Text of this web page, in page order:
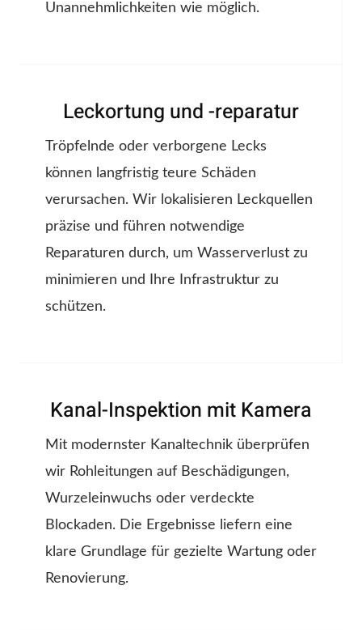
Unannehmlichkeiten wie möglich.
Leckortung und -reparatur
Tröpfelnde oder verborgene Lecks
können langfristig teure Schäden
verursachen. Wir lokalisieren Leckquellen
präzise und führen notwendige
Reparaturen durch, um Wasserverlust zu
minimieren und Ihre Infrastruktur zu
schützen.
Kanal-Inspektion mit Kamera
Mit modernster Kanaltechnik überprüfen
wir Rohleitungen auf Beschädigungen,
Wurzeleinwuchs oder verdeckte
Blockaden. Die Ergebnisse liefern eine
klare Grundlage für gezielte Wartung oder
Renovierung.